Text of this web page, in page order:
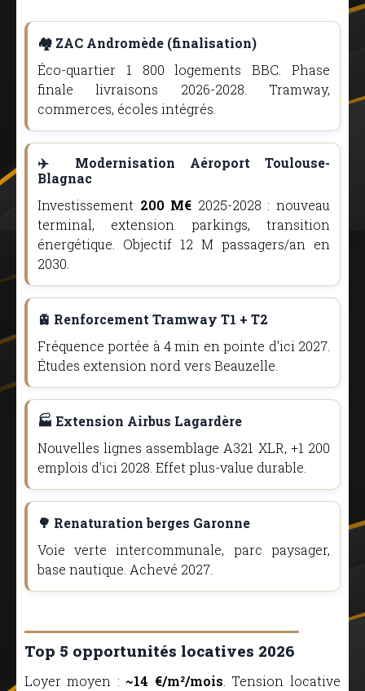
🏘️ ZAC Andromède (finalisation)
Éco-quartier 1 800 logements BBC. Phase
finale livraisons 2026-2028. Tramway,
commerces, écoles intégrés.
✈️ Modernisation Aéroport Toulouse-
Blagnac
Investissement 200 M€ 2025-2028 : nouveau
terminal, extension parkings, transition
énergétique. Objectif 12 M passagers/an en
2030.
🚊 Renforcement Tramway T1 + T2
Fréquence portée à 4 min en pointe d'ici 2027.
Études extension nord vers Beauzelle.
🏭 Extension Airbus Lagardère
Nouvelles lignes assemblage A321 XLR, +1 200
emplois d'ici 2028. Effet plus-value durable.
🌳 Renaturation berges Garonne
Voie verte intercommunale, parc paysager,
base nautique. Achevé 2027.
Top 5 opportunités locatives 2026
Loyer moyen : ~14 €/m²/mois . Tension locative